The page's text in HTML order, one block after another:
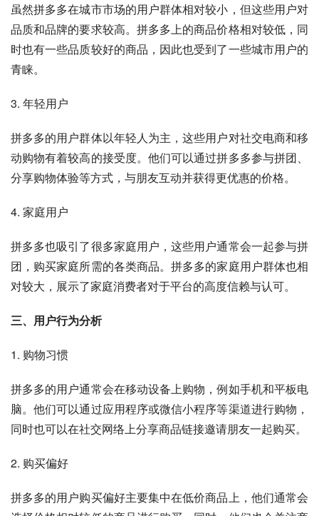
虽然拼多多在城市市场的用户群体相对较小，但这些用户对
品质和品牌的要求较高。拼多多上的商品价格相对较低，同
时也有一些品质较好的商品，因此也受到了一些城市用户的
青睐。
3. 年轻用户
拼多多的用户群体以年轻人为主，这些用户对社交电商和移
动购物有着较高的接受度。他们可以通过拼多多参与拼团、
分享购物体验等方式，与朋友互动并获得更优惠的价格。
4. 家庭用户
拼多多也吸引了很多家庭用户，这些用户通常会一起参与拼
团，购买家庭所需的各类商品。拼多多的家庭用户群体也相
对较大，展示了家庭消费者对于平台的高度信赖与认可。
三、用户行为分析
1. 购物习惯
拼多多的用户通常会在移动设备上购物，例如手机和平板电
脑。他们可以通过应用程序或微信小程序等渠道进行购物，
同时也可以在社交网络上分享商品链接邀请朋友一起购买。
2. 购买偏好
拼多多的用户购买偏好主要集中在低价商品上，他们通常会